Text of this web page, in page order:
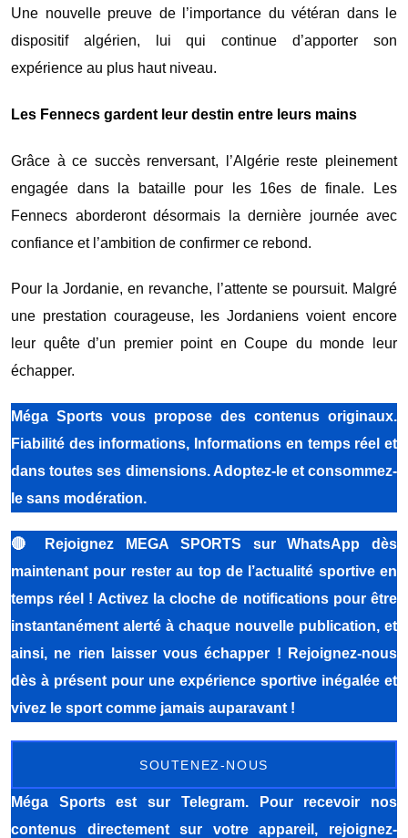
Une nouvelle preuve de l’importance du vétéran dans le
dispositif algérien, lui qui continue d’apporter son
expérience au plus haut niveau.
Les Fennecs gardent leur destin entre leurs mains
Grâce à ce succès renversant, l’Algérie reste pleinement
engagée dans la bataille pour les 16es de finale. Les
Fennecs aborderont désormais la dernière journée avec
confiance et l’ambition de confirmer ce rebond.
Pour la Jordanie, en revanche, l’attente se poursuit. Malgré
une prestation courageuse, les Jordaniens voient encore
leur quête d’un premier point en Coupe du monde leur
échapper.
Méga Sports vous propose des contenus originaux.
Fiabilité des informations, Informations en temps réel et
dans toutes ses dimensions. Adoptez-le et consommez-
le sans modération.
🔴
Rejoignez MEGA SPORTS sur WhatsApp dès
maintenant pour rester au top de l’actualité sportive en
temps réel ! Activez la cloche de notifications pour être
instantanément alerté à chaque nouvelle publication, et
ainsi, ne rien laisser vous échapper ! Rejoignez-nous
dès à présent pour une expérience sportive inégalée et
vivez le sport comme jamais auparavant !
SOUTENEZ-NOUS
Méga Sportsest sur Telegram. Pour recevoir nos
contenus directement sur votre appareil, rejoignez-